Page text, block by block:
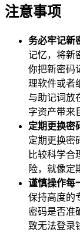
注意事项
务必牢记新
记忆，将新
你把新密码
理软件或者
与助记词放
字资产带来
定期更换密
定期更换密
比较科学合
险，就像定
谨慎操作每
保持高度的
密码是否准
致无法登录